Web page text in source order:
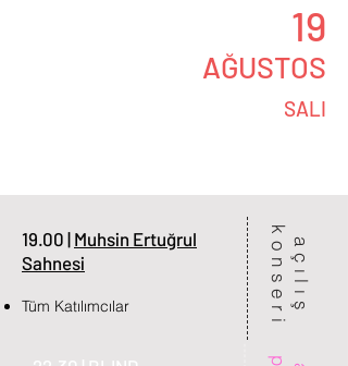
19
AĞUSTOS
SALI
19.00 | Muhsin Ertuğrul
Sahnesi
a
ç
ı
l
ı
ş
ko
n
s
e
r
i
Tüm Katılımcılar